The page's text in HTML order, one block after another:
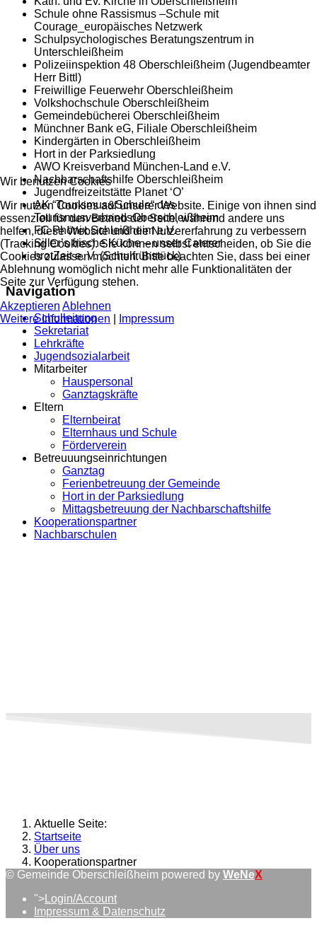
Schule ohne Rassismus –Schule mit
Courage_europäisches Netzwerk
Schulpsychologisches Beratungszentrum in
Unterschleißheim
Polizeiinspektion 48 Oberschleißheim (Jugendbeamter
Herr Bittl)
Freiwillige Feuerwehr Oberschleißheim
Volkshochschule Oberschleißheim
Gemeindebücherei Oberschleißheim
Münchner Bank eG, Filiale Oberschleißheim
Kindergärten in Oberschleißheim
Hort in der Parksiedlung
AWO Kreisverband München-Land e.V.
Nachbarschaftshilfe Oberschleißheim
Jugendfreizeitstätte Planet ‘O’
AK “Tourismus&Schule“ des
TourismusverbandsOberschleißheim
FC Phönix Schleißheim e.V.
Siller’s frische Küche – unser Caterer
brotZeit e. V. (Schulfrühstück)
Navigation
Schulleitung
Sekretariat
Lehrkräfte
Jugendsozialarbeit
Mitarbeiter
Hauspersonal
Ganztagskräfte
Eltern
Elternbeirat
Elternhaus und Schule
Förderverein
Betreuuungseinrichtungen
Ganztag
Ferienbetreuung der Gemeinde
Hort in der Parksiedlung
Mittagsbetreuung der Nachbarschaftshilfe
Kooperationspartner
Nachbarschulen
Aktuelle Seite:
Startseite
Über uns
Kooperationspartner
© Gemeinde Oberschleißheim powered by WeNeX
"> Login/Account
Impressum & Datenschutz
Wir benutzen Cookies
Wir nutzen Cookies auf unserer Website. Einige von ihnen sind
essenziell für den Betrieb der Seite, während andere uns
helfen, diese Website und die Nutzererfahrung zu verbessern
(Tracking Cookies). Sie können selbst entscheiden, ob Sie die
Cookies zulassen möchten. Bitte beachten Sie, dass bei einer
Ablehnung womöglich nicht mehr alle Funktionalitäten der
Seite zur Verfügung stehen.
Akzeptieren Ablehnen
Weitere Informationen
Impressum